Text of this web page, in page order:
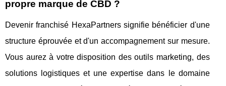
propre marque de CBD ?
Devenir franchisé HexaPartners signifie bénéficier d'une
structure éprouvée et d'un accompagnement sur mesure.
Vous aurez à votre disposition des outils marketing, des
solutions logistiques et une expertise dans le domaine